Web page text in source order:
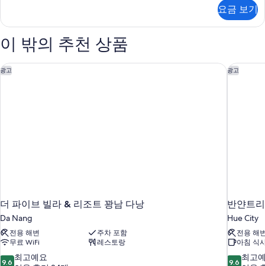
사
모
두
정
전
자
세
요금 보기
이 밖의 추천 상품
광고
더 파이브 빌라 & 리조트 꽝남 다낭
Da Nang
전용 해변
주차 포함
무료 WiFi
레스토랑
10
9.6 최고예요
더 파이브 빌라 & 리조트 꽝남 다낭 광고
반얀트
Hue City
전용 해
아침 식
10
9.6 최고
반얀트